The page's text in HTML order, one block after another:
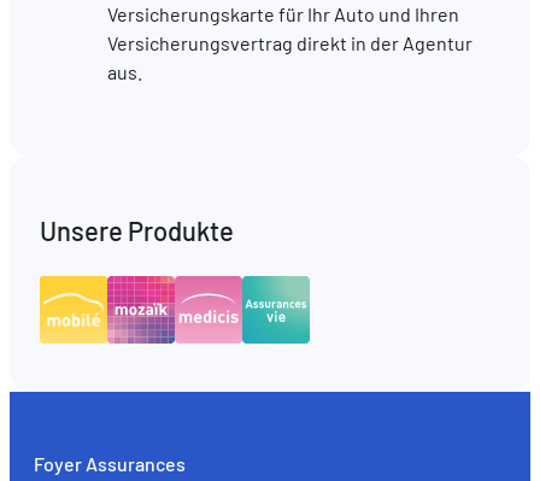
Versicherungskarte für Ihr Auto und Ihren
Versicherungsvertrag direkt in der Agentur
aus.
Unsere Produkte
Foyer Assurances